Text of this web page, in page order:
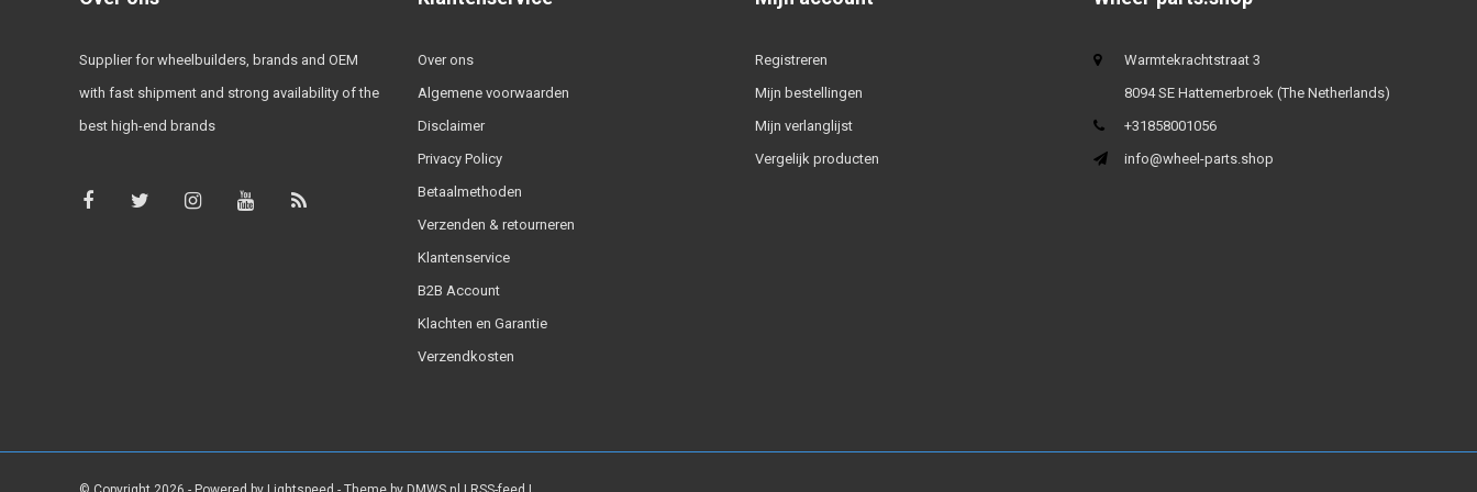
Supplier for wheelbuilders, brands and OEM
with fast shipment and strong availability of the
best high-end brands
Over ons
Algemene voorwaarden
Disclaimer
Privacy Policy
Betaalmethoden
Verzenden & retourneren
Klantenservice
B2B Account
Klachten en Garantie
Verzendkosten
Registreren
Mijn bestellingen
Mijn verlanglijst
Vergelijk producten
Warmtekrachtstraat 3
8094 SE Hattemerbroek (The Netherlands)
+31858001056
info@wheel-parts.shop